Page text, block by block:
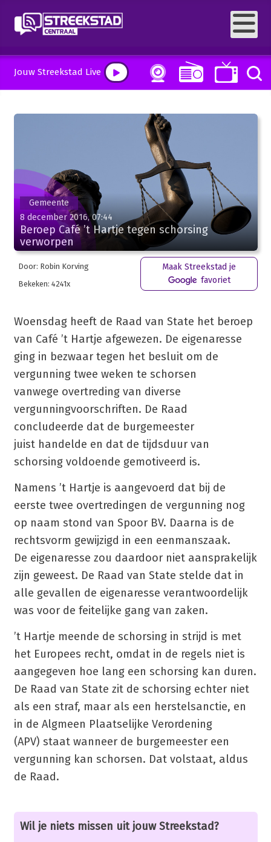
Jouw Streekstad Live
Gemeente
8 december 2016, 07:44
Beroep Café ’t Hartje tegen schorsing
verworpen
Door: Robin Korving
Bekeken: 4241x
Maak Streekstad je
favoriet
Woensdag heeft de Raad van State het beroep
van Café ’t Hartje afgewezen. De eigenaresse
ging in bezwaar tegen het besluit om de
vergunning twee weken te schorsen
vanwege overtreding van diverse
vergunningvoorschriften. De Raad
concludeerde dat de burgemeester
juist handelde en dat de tijdsduur van
schorsing voldoende gemotiveerd is.
Namens ’t Hartje is aangevoerd dat bij de
eerste twee overtredingen de vergunning nog
op naam stond van Spoor BV. Daarna is de
rechtsvorm gewijzigd in een eenmanszaak.
De eigenaresse zou daardoor niet aansprakelijk
zijn geweest. De Raad van State stelde dat in
alle gevallen de eigenaresse verantwoordelijk
was voor de feitelijke gang van zaken.
’t Hartje meende de schorsing in strijd is met
het Europees recht, omdat in de regels niet is
aangegeven hoe lang een schorsing kan duren.
De Raad van State zit de schorsing echter niet
als een straf, maar als een herstelsanctie, en
in de Algmeen Plaatselijke Verordening
(APV) staat wanneer de burgemeester een
vergunning kan schorsen. Dat volstaat, aldus
de Raad.
Wil je niets missen uit jouw Streekstad?